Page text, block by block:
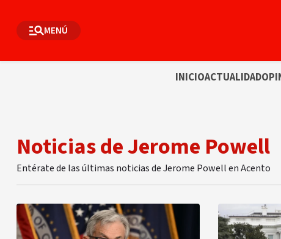
MENÚ
INICIOACTUALIDAD
Noticias de Jerome Powell
Entérate de las últimas noticias de Jerome Powell en Acento